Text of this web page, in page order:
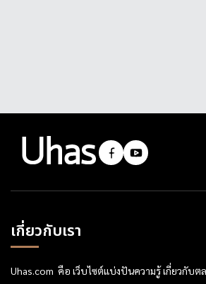
เกี่ยวกับเรา
Uhas.com คือ เว็บไซต์แบ่งปันความรู้ เกี่ยวกับต